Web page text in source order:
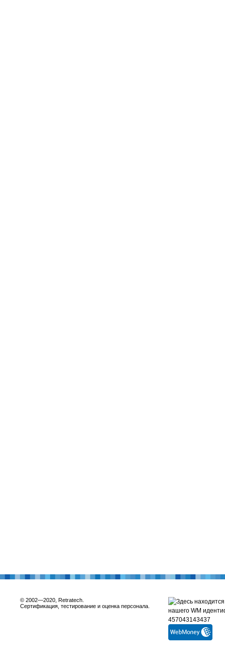
© 2002—2020, Retratech.
Сертификация, тестирование и оценка персонала.